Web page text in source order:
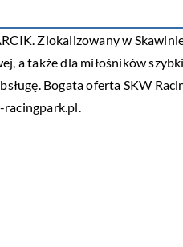
Zlokalizowany w
a także dla miłośników
Bogata oferta SKW
racingpark.pl.